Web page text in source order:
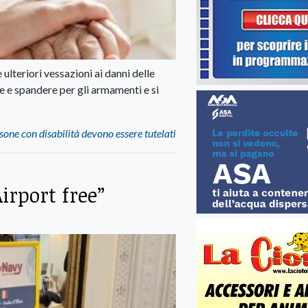
vessazioni ai danni delle
e spandere per gli armamenti e si
con disabilità devono essere tutelati
free”